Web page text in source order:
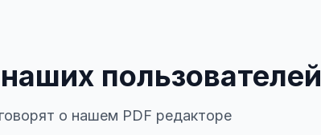
пользователей
о нашем PDF редакторе